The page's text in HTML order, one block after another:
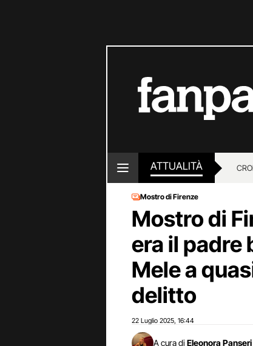
ATTUALITÀ
Mostro di Firenze
Mostro di
era il padre
Mele a
delitto
22 Luglio 2025 16:44
A cura di Eleonora Panseri